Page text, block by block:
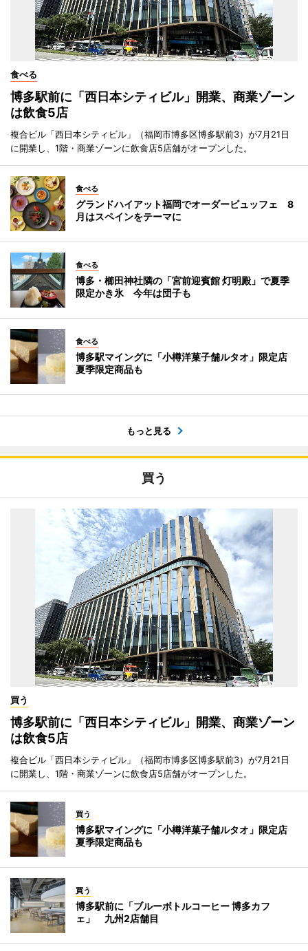
食べる
博多駅前に「西日本シティビル」開業、商業ゾーン
は飲食5店
複合ビル「西日本シティビル」（福岡市博多区博多駅前3）が7月21日
に開業し、1階・商業ゾーンに飲食店5店舗がオープンした。
食べる
グランドハイアット福岡でオーダービュッフェ 8
月はスペインをテーマに
食べる
博多・櫛田神社隣の「宮前迎賓館 灯明殿」で夏季
限定かき氷 今年は団子も
食べる
博多駅マイングに「小樽洋菓子舗ルタオ」限定店
夏季限定商品も
もっと見る
買う
買う
博多駅前に「西日本シティビル」開業、商業ゾーン
は飲食5店
複合ビル「西日本シティビル」（福岡市博多区博多駅前3）が7月21日
に開業し、1階・商業ゾーンに飲食店5店舗がオープンした。
買う
博多駅マイングに「小樽洋菓子舗ルタオ」限定店
夏季限定商品も
買う
博多駅前に「ブルーボトルコーヒー 博多カフ
ェ」 九州2店舗目